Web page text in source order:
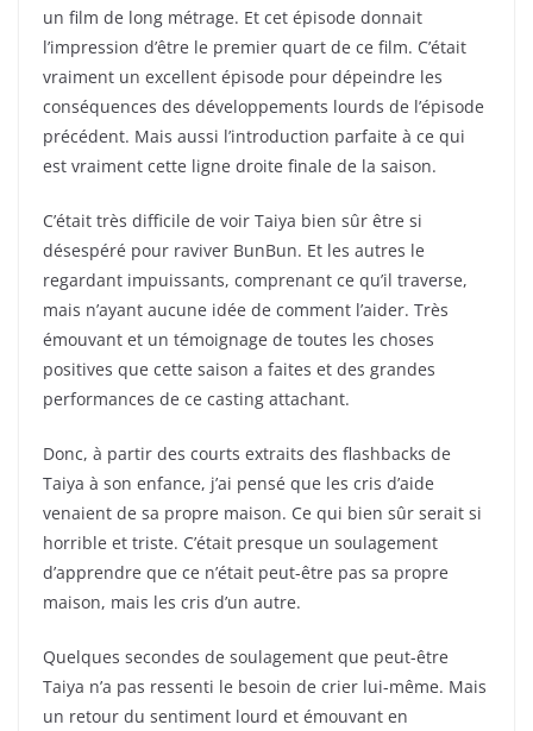
un film de long métrage. Et cet épisode donnait
l’impression d’être le premier quart de ce film. C’était
vraiment un excellent épisode pour dépeindre les
conséquences des développements lourds de l’épisode
précédent. Mais aussi l’introduction parfaite à ce qui
est vraiment cette ligne droite finale de la saison.
C’était très difficile de voir Taiya bien sûr être si
désespéré pour raviver BunBun. Et les autres le
regardant impuissants, comprenant ce qu’il traverse,
mais n’ayant aucune idée de comment l’aider. Très
émouvant et un témoignage de toutes les choses
positives que cette saison a faites et des grandes
performances de ce casting attachant.
Donc, à partir des courts extraits des flashbacks de
Taiya à son enfance, j’ai pensé que les cris d’aide
venaient de sa propre maison. Ce qui bien sûr serait si
horrible et triste. C’était presque un soulagement
d’apprendre que ce n’était peut-être pas sa propre
maison, mais les cris d’un autre.
Quelques secondes de soulagement que peut-être
Taiya n’a pas ressenti le besoin de crier lui-même. Mais
un retour du sentiment lourd et émouvant en